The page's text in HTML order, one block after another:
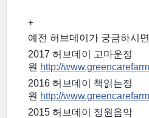
+
예전 허브데이가 궁금하시
2017 허브데이 고마운정
원 http://
2016 허브데이 책읽는정
원 http://
2015 허브데이 정원음악